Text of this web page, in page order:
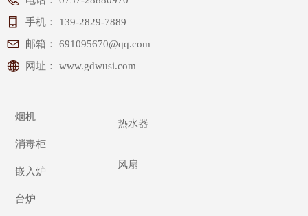
手机：
139-2829-7889
邮箱：
691095670@qq.com
网址：
www.gdwusi.com
烟机
消毒柜
嵌入炉
台炉
热水器
风扇